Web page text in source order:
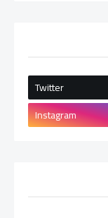
Twitter
Instagram